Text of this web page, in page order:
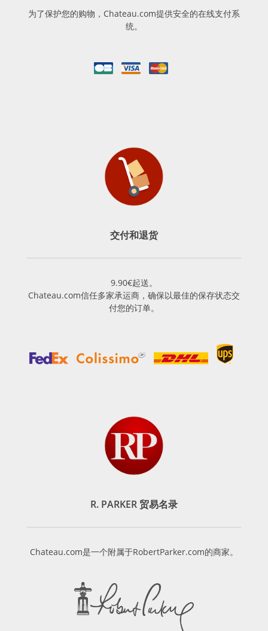
为了保护您的购物，Chateau.com提供安全的在线支付系
统。
交付和退货
9.90€起送。
Chateau.com信任多家承运商，确保以最佳的保存状态交
付您的订单。
R. PARKER 贸易名录
Chateau.com是一个附属于RobertParker.com的商家。